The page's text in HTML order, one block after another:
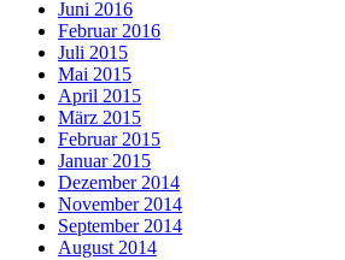
Juni 2016
Februar 2016
Juli 2015
Mai 2015
April 2015
März 2015
Februar 2015
Januar 2015
Dezember 2014
November 2014
September 2014
August 2014